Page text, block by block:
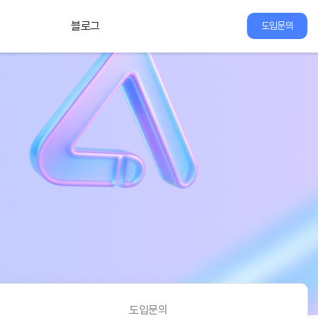
블로그 도입문의
도입문의